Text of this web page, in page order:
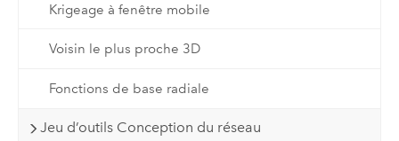
Krigeage à fenêtre mobile
Voisin le plus proche 3D
Fonctions de base radiale
Jeu d’outils Conception du réseau